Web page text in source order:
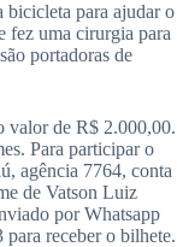
bicicleta para ajudar o
fez uma cirurgia para
portadoras de
valor de R$ 2.000,00.
Para participar o
agência 7764, conta
de Vatson Luiz
por Whatsapp
receber o bilhete.